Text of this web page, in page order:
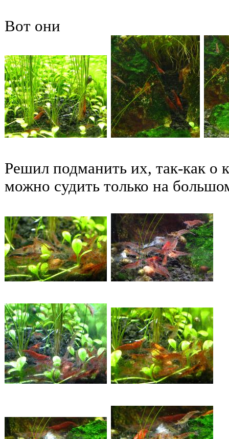
Вот они
Решил подманить их, так-как о
можно судить только на